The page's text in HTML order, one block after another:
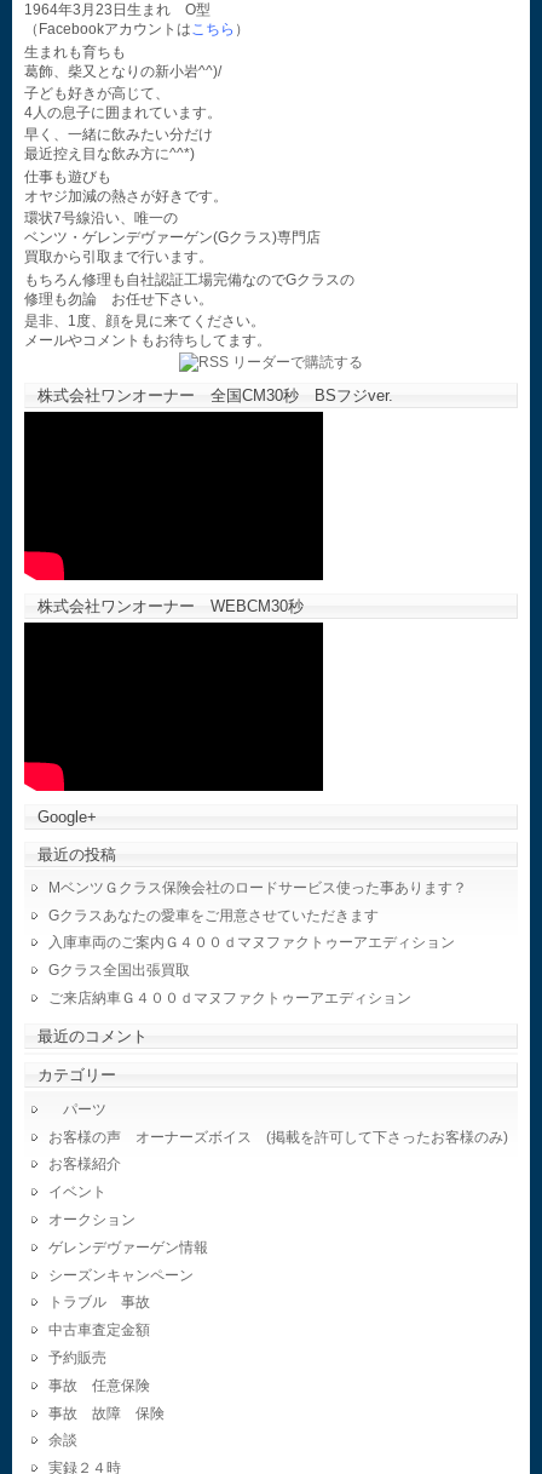
1964年3月23日生まれ O型
（Facebookアカウントはこちら ）
生まれも育ちも
葛飾、柴又となりの新小岩^^)/
子ども好きが高じて、
4人の息子に囲まれています。
早く、一緒に飲みたい分だけ
最近控え目な飲み方に^^*)
仕事も遊びも
オヤジ加減の熱さが好きです。
環状7号線沿い、唯一の
ベンツ・ゲレンデヴァーゲン(Gクラス)専門店
買取から引取まで行います。
もちろん修理も自社認証工場完備なのでGクラスの
修理も勿論 お任せ下さい。
是非、1度、顔を見に来てください。
メールやコメントもお待ちしてます。
株式会社ワンオーナー 全国CM30秒 BSフジver.
株式会社ワンオーナー WEBCM30秒
Google+
最近の投稿
MベンツＧクラス保険会社のロードサービス使った事あります？
Gクラスあなたの愛車をご用意させていただきます
入庫車両のご案内Ｇ４００ｄマヌファクトゥーアエディション
Gクラス全国出張買取
ご来店納車Ｇ４００ｄマヌファクトゥーアエディション
最近のコメント
カテゴリー
パーツ
お客様の声 オーナーズボイス (掲載を許可して下さったお客様のみ)
お客様紹介
イベント
オークション
ゲレンデヴァーゲン情報
シーズンキャンペーン
トラブル 事故
中古車査定金額
予約販売
事故 任意保険
事故 故障 保険
余談
実録２４時